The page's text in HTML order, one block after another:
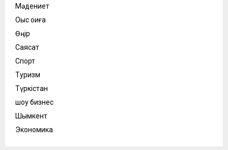
Мәдениет
Оқыс оқиға
Өңір
Саясат
Спорт
Туризм
Түркістан
шоу бизнес
Шымкент
Экономика